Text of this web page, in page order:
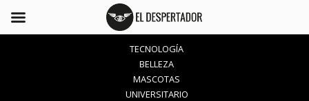
TECNOLOGÍA
BELLEZA
MASCOTAS
UNIVERSITARIO